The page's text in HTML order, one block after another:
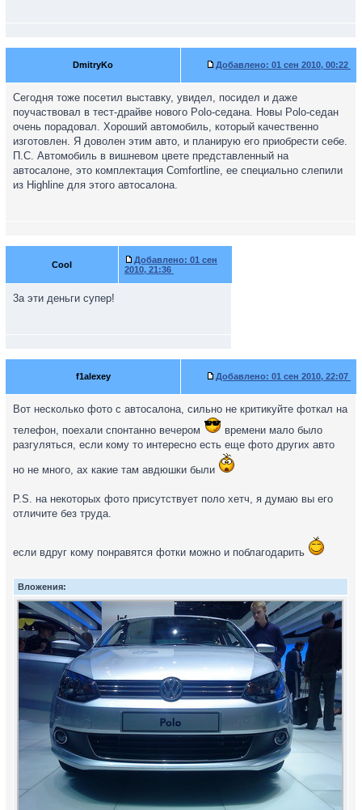
DmitryKo Добавлено: 01 сен 2010, 00:22
Сегодня тоже посетил выставку, увидел, посидел и даже
поучаствовал в тест-драйве нового Polo-седана. Новы Polo-седан
очень порадовал. Хороший автомобиль, который качественно
изготовлен. Я доволен этим авто, и планирую его приобрести себе.
П.С. Автомобиль в вишневом цвете представленный на
автосалоне, это комплектация Comfortline, ее специально слепили
из Highline для этого автосалона.
Cool Добавлено: 01 сен
2010, 21:36
3а эти деньги супер!
f1alexey Добавлено: 01 сен 2010, 22:07
Вот несколько фото с автосалона, сильно не критикуйте фоткал на
телефон, поехали спонтанно вечером
времени мало было
разгуляться, если кому то интересно есть еще фото других авто
но не много, ах какие там авдюшки были
P.S. на некоторых фото присутствует поло хетч, я думаю вы его
отличите без труда.
если вдруг кому понравятся фотки можно и поблагодарить
Вложения: